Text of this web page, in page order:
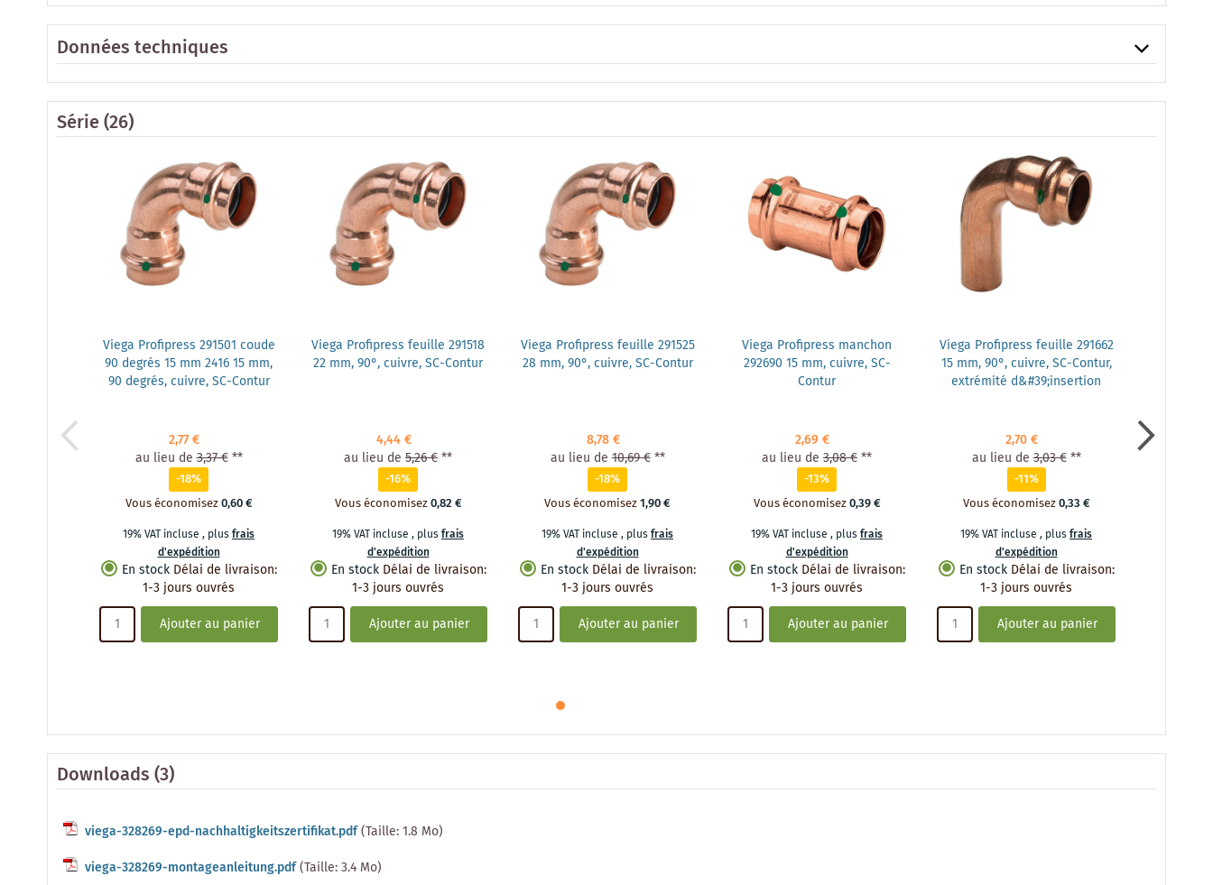
Données techniques
Série(26)
Viega Profipress 291501 coude
90 degrés 15 mm 2416 15 mm,
90 degrés, cuivre, SC-Contur
2,77 €
au lieu de 3,37 € **
-18%
Vous économisez0,60 €
19% VAT incluse , plusfrais
d'expédition
En stock Délai de livraison:
1-3 jours ouvrés
Ajouter au panier
Viega Profipress feuille 291518
22 mm, 90°, cuivre, SC-Contur
4,44 €
au lieu de 5,26 €**
-16%
Vous économisez0,82 €
19% VAT incluse , plusfrais
d'expédition
En stock Délai de livraison:
1-3 jours ouvrés
Ajouter au panier
Viega Profipress feuille 291525
28 mm, 90°, cuivre, SC-Contur
8,78 €
au lieu de 10,69 € **
-18%
Vous économisez1,90 €
19% VAT incluse , plusfrais
d'expédition
En stock Délai de livraison:
1-3 jours ouvrés
Ajouter au panier
Viega Profipress manchon
292690 15 mm, cuivre, SC-
Contur
2,69 €
au lieu de 3,08 €**
-13%
Vous économisez0,39 €
19% VAT incluse , plusfrais
d'expédition
En stock Délai de livraison:
1-3 jours ouvrés
Ajouter au panier
Viega Profipress feuille 291662
15 mm, 90°, cuivre, SC-Contur,
extrémité d&#39;insertion
2,70 €
au lieu de 3,03 € **
-11%
Vous économisez0,33 €
19% VAT incluse , plusfrais
d'expédition
En stock Délai de livraison:
1-3 jours ouvrés
Ajouter au panier
Downloads (3)
viega-328269-epd-nachhaltigkeitszertifikat.pdf(Taille: 1.8 Mo)
viega-328269-montageanleitung.pdf(Taille: 3.4 Mo)